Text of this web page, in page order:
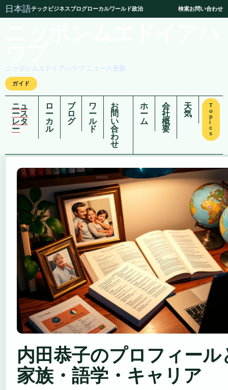
日本語テック ビジネスブログローカルワールド政治 検索お問い合わせ
ニッポンムエドイアハウブ ニュース更新
ガイド
ニュ
ース
レタ
ー
ロ
ー
カ
ル
ブ
ロ
グ
ワ
ー
ル
ド
お
問
い
合
わ
せ
ホ
ー
ム
会
社
概
要
天
気
T
o
p
i
c
s
内田恭子のプロフィール
家族・語学・キャリア